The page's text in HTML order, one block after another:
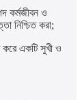
কর্মজীবন ও
নিশ্চিত করা;
করে একটি সুখী ও